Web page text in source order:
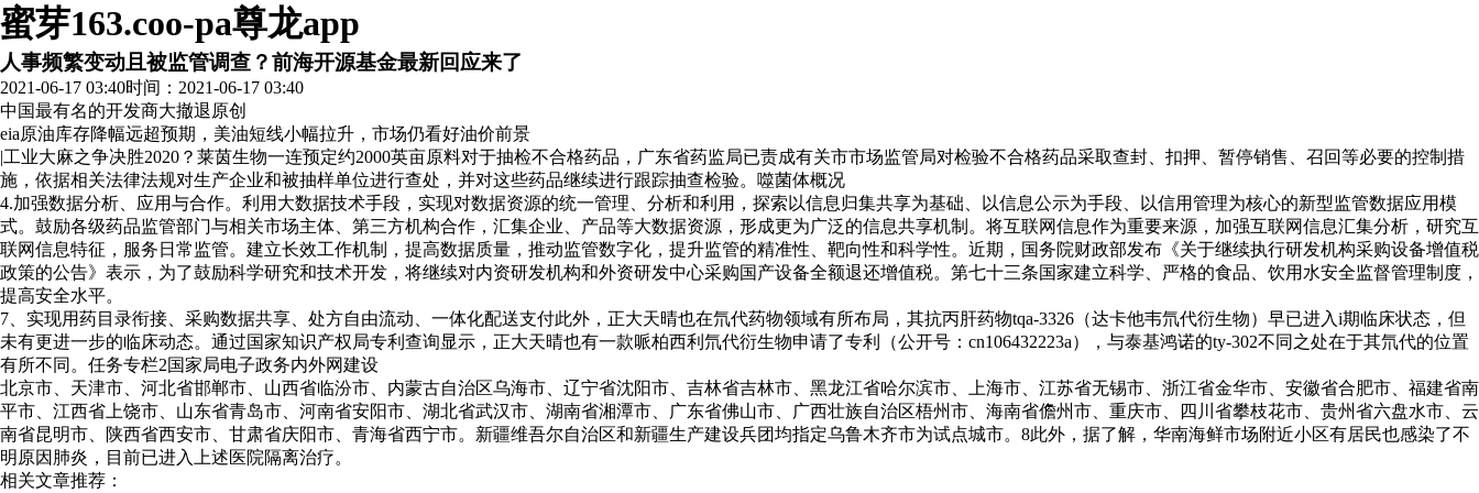
蜜芽163.coo-pa尊龙app
人事频繁变动且被监管调查？前海开源基金最新回应来了
2021-06-17 03:40时间：2021-06-17 03:40
中国最有名的开发商大撤退 原创
eia原油库存降幅远超预期，美油短线小幅拉升，市场仍看好油价前景
|工业大麻之争决胜2020？莱茵生物一连预定约2000英亩原料对于抽检不合格药品，广东省药监局已责成有关市市场监管局对检验不合格药品采取查封、扣押、暂停销售、召回等必要的控制措
施，依据相关法律法规对生产企业和被抽样单位进行查处，并对这些药品继续进行跟踪抽查检验。噬菌体概况
4.加强数据分析、应用与合作。利用大数据技术手段，实现对数据资源的统一管理、分析和利用，探索以信息归集共享为基础、以信息公示为手段、以信用管理为核心的新型监管数据应用模
式。鼓励各级药品监管部门与相关市场主体、第三方机构合作，汇集企业、产品等大数据资源，形成更为广泛的信息共享机制。将互联网信息作为重要来源，加强互联网信息汇集分析，研究互
联网信息特征，服务日常监管。建立长效工作机制，提高数据质量，推动监管数字化，提升监管的精准性、靶向性和科学性。近期，国务院财政部发布《关于继续执行研发机构采购设备增值税
政策的公告》表示，为了鼓励科学研究和技术开发，将继续对内资研发机构和外资研发中心采购国产设备全额退还增值税。第七十三条国家建立科学、严格的食品、饮用水安全监督管理制度，
提高安全水平。
7、实现用药目录衔接、采购数据共享、处方自由流动、一体化配送支付此外，正大天晴也在氘代药物领域有所布局，其抗丙肝药物tqa-3326（达卡他韦氘代衍生物）早已进入i期临床状态，但
未有更进一步的临床动态。通过国家知识产权局专利查询显示，正大天晴也有一款哌柏西利氘代衍生物申请了专利（公开号：cn106432223a），与泰基鸿诺的ty-302不同之处在于其氘代的位置
有所不同。任务专栏2国家局电子政务内外网建设
北京市、天津市、河北省邯郸市、山西省临汾市、内蒙古自治区乌海市、辽宁省沈阳市、吉林省吉林市、黑龙江省哈尔滨市、上海市、江苏省无锡市、浙江省金华市、安徽省合肥市、福建省南
平市、江西省上饶市、山东省青岛市、河南省安阳市、湖北省武汉市、湖南省湘潭市、广东省佛山市、广西壮族自治区梧州市、海南省儋州市、重庆市、四川省攀枝花市、贵州省六盘水市、云
南省昆明市、陕西省西安市、甘肃省庆阳市、青海省西宁市。新疆维吾尔自治区和新疆生产建设兵团均指定乌鲁木齐市为试点城市。8此外，据了解，华南海鲜市场附近小区有居民也感染了不
明原因肺炎，目前已进入上述医院隔离治疗。
相关文章推荐：